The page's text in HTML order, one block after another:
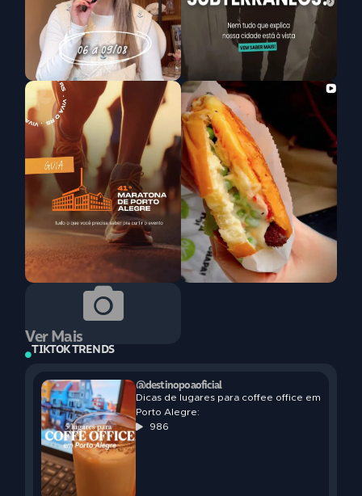
Ver Mais
TIKTOK TRENDS
@destinopoaoficial
Dicas de lugares para coffee office em
Porto Alegre:
986